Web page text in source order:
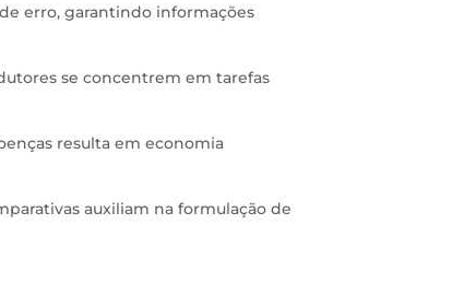
erro, garantindo informações
se concentrem em tarefas
resulta em economia
auxiliam na formulação de